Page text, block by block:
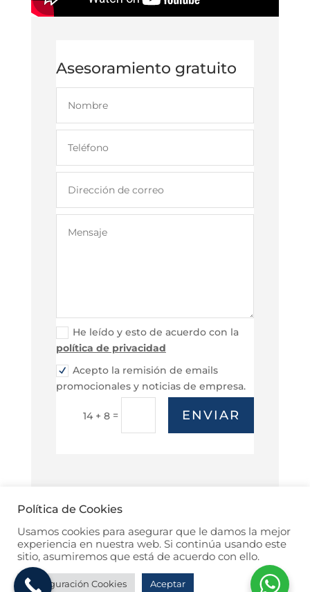
Asesoramiento gratuito
He leído y esto de acuerdo con la
política de privacidad
Acepto la remisión de emails
promocionales y noticias de empresa.
14 + 8 = ENVIAR
Política de Privacidad
Política de cookies
Aviso Legal
FAQ / Preguntas Frecuentes
Política de Cookies
Usamos cookies para asegurar que le damos la mejor
experiencia en nuestra web. Si continúa usando este
sitio, asumiremos que está de acuerdo con ello.
Configuración Cookies Aceptar